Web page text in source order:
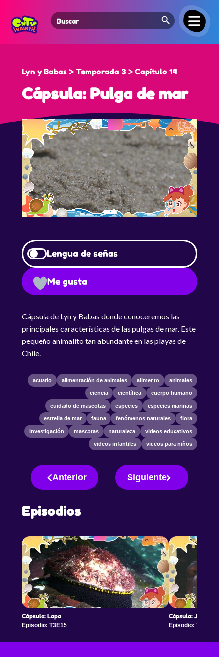
Search
for:
Search Button
Lyn y Babas > Temporada 3 > Capítulo 14
Cápsula: Pulga de mar
Lengua de señas
Me gusta
Cápsula de Lyn y Babas donde conoceremos las
principales características de las pulgas de mar. Este
pequeño animalito tan abundante en las playas de
Chile.
acuario alimentación de animales alimento animales
ciencia científica cuerpo humano
cuidado de mascotas especies especies marinas
estrella de mar fauna fenómenos naturales flora
investigación mascotas naturaleza videos educativos
videos infantiles videos para niños
Anterior Siguiente
Episodios
Cápsula: Lapa
Episodio: T3E15
Cápsula: Jaiba
Episodio: T3E16